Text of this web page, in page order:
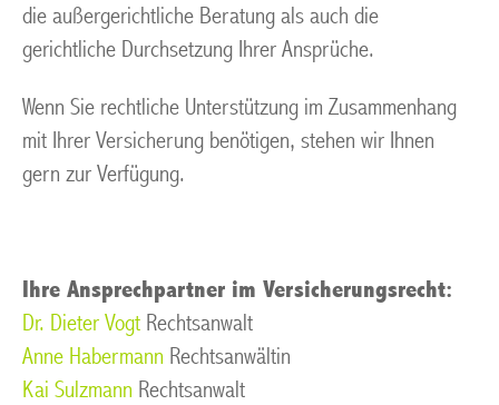
die außergerichtliche Beratung als auch die
gerichtliche Durchsetzung Ihrer Ansprüche.
Wenn Sie rechtliche Unterstützung im Zusammenhang
mit Ihrer Versicherung benötigen, stehen wir Ihnen
gern zur Verfügung.
Ihre Ansprechpartner im Versicherungsrecht:
Dr. Dieter Vogt Rechtsanwalt
Anne Habermann Rechtsanwältin
Kai Sulzmann Rechtsanwalt